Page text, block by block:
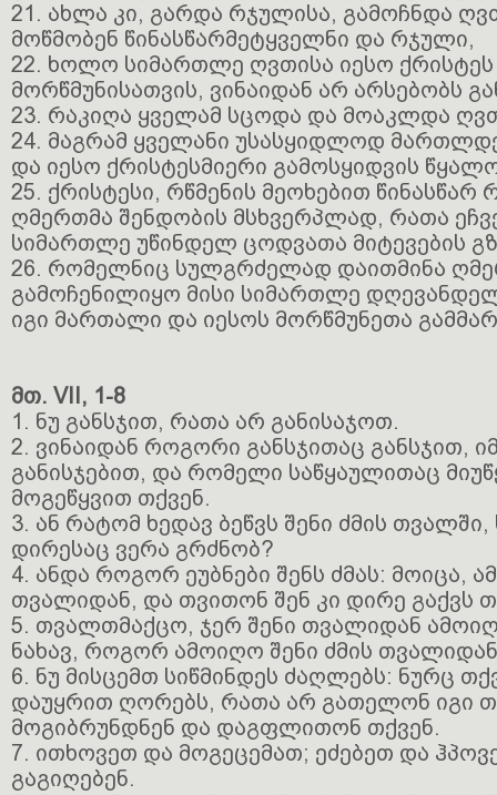
21. ახლა კი, გარდა რჯულისა, გამოჩნდა
მოწმობენ წინასწარმეტყველნი და რჯული,
22. ხოლო სიმართლე ღვთისა იესო ქრისტეს
მორწმუნისათვის, ვინაიდან არ არსებობს
23. რაკიღა ყველამ სცოდა და მოაკლდა
24. მაგრამ ყველანი უსასყიდლოდ
და იესო ქრისტესმიერი გამოსყიდვის
25. ქრისტესი, რწმენის მეოხებით წინასწარ
ღმერთმა შენდობის მსხვერპლად, რათა
სიმართლე უწინდელ ცოდვათა მიტევების
26. რომელნიც სულგრძელად დაითმინა
გამოჩენილიყო მისი სიმართლე
იგი მართალი და იესოს მორწმუნეთა
მთ. VII, 1-8
1. ნუ განსჯით, რათა არ განისაჯოთ.
2. ვინაიდან როგორი განსჯითაც განსჯით,
განისჯებით, და რომელი საწყაულითაც
მოგეწყვით თქვენ.
3. ან რატომ ხედავ ბეწვს შენი ძმის
დირესაც ვერა გრძნობ?
4. ანდა როგორ ეუბნები შენს ძმას: მოიცა,
თვალიდან, და თვითონ შენ კი დირე გაქვს
5. თვალთმაქცო, ჯერ შენი თვალიდან
ნახავ, როგორ ამოიღო შენი ძმის თვალიდან
6. ნუ მისცემთ სიწმინდეს ძაღლებს: ნურც
დაუყრით ღორებს, რათა არ გათელონ იგი
მოგიბრუნდნენ და დაგფლითონ თქვენ.
7. ითხოვეთ და მოგეცემათ; ეძებეთ და
გაგიღებენ.